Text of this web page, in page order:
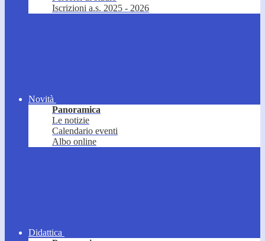
Iscrizioni a.s. 2025 - 2026
Novità
Panoramica
Le notizie
Calendario eventi
Albo online
Didattica